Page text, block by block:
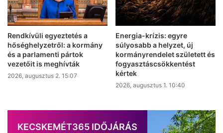
Rendkívüli egyeztetés a
hőséghelyzetről: a kormány
és a parlamenti pártok
vezetőit is meghívták
2026, augusztus 2. 15:07
Energia-krízis: egyre
súlyosabb a helyzet, új
kormányrendelet született és
fogyasztáscsökkentést
kértek
2026, augusztus 1. 10:40
KECSKEMÉT365 IDŐJÁRÁS